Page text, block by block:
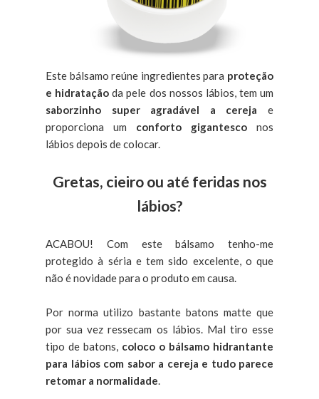
Este bálsamo reúne ingredientes para proteção
e hidratação da pele dos nossos lábios, tem um
saborzinho super agradável a cereja e
proporciona um conforto gigantesco nos
lábios depois de colocar.
Gretas, cieiro ou até feridas nos
lábios?
ACABOU! Com este bálsamo tenho-me
protegido à séria e tem sido excelente, o que
não é novidade para o produto em causa.
Por norma utilizo bastante batons matte que
por sua vez ressecam os lábios. Mal tiro esse
tipo de batons, coloco o bálsamo hidrantante
para lábios com sabor a cereja e tudo parece
retomar a normalidade